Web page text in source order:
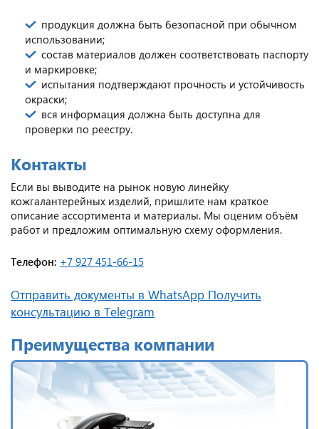
продукция должна быть безопасной при обычном
использовании;
состав материалов должен соответствовать паспорту
и маркировке;
испытания подтверждают прочность и устойчивость
окраски;
вся информация должна быть доступна для
проверки по реестру.
Контакты
Если вы выводите на рынок новую линейку
кожгалантерейных изделий, пришлите нам краткое
описание ассортимента и материалы. Мы оценим объём
работ и предложим оптимальную схему оформления.
Телефон: +7 927 451-66-15
Отправить документы в WhatsApp Получить
консультацию в Telegram
Преимущества компании